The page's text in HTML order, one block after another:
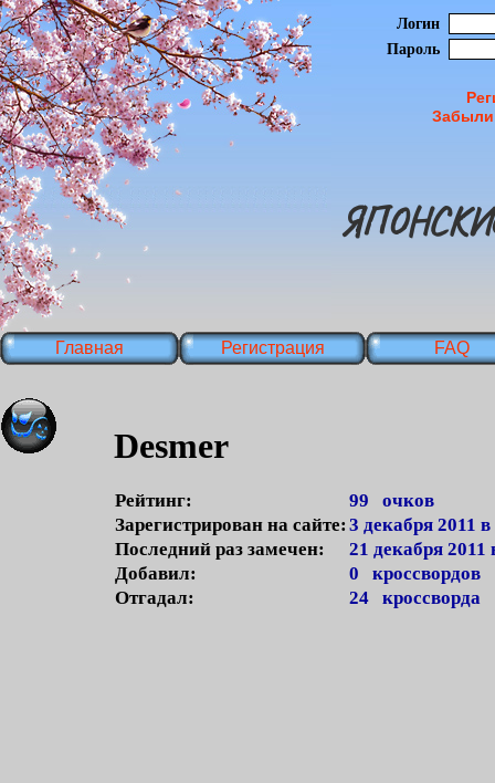
Логин
Пароль
Главная Регистрация FAQ
Desmer
Рейтинг:
99 очков
Зарегистрирован на сайте: 3 декабря 2011
Последний раз замечен:
21 декабря 2011
Добавил:
0 кроссвордов
Отгадал:
24 кроссворда